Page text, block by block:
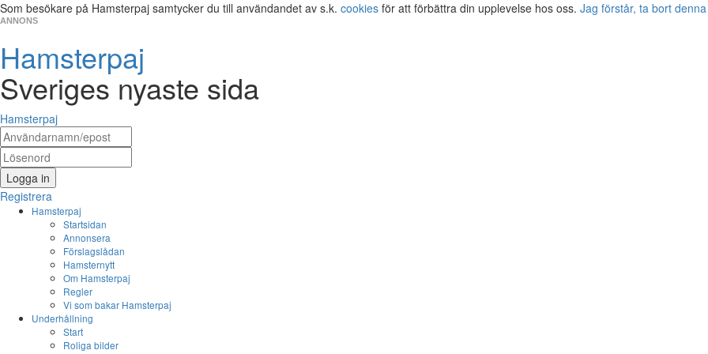
Som besökare på Hamsterpaj samtycker du till användandet av s.k. cookies för att förbättra din upplevelse hos oss. Jag förstår, ta bort
ANNONS
Hamsterpaj
Sveriges nyaste sida
Hamsterpaj
Logga in
Registrera
Hamsterpaj
Startsidan
Annonsera
Förslagslådan
Hamsternytt
Om Hamsterpaj
Regler
Vi som bakar Hamsterpaj
Underhållning
Start
Roliga bilder